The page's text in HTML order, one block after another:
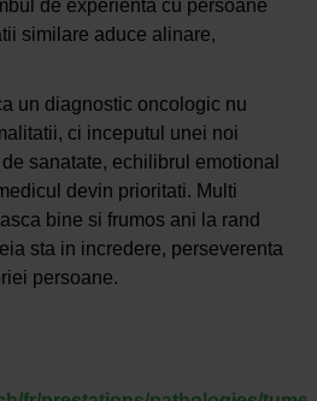
de experienta cu persoane
similare aduce alinare,
un diagnostic oncologic nu
ci inceputul unei noi
sanatate, echilibrul emotional
devin prioritati. Multi
bine si frumos ani la rand
sta in incredere, perseverenta
persoane.